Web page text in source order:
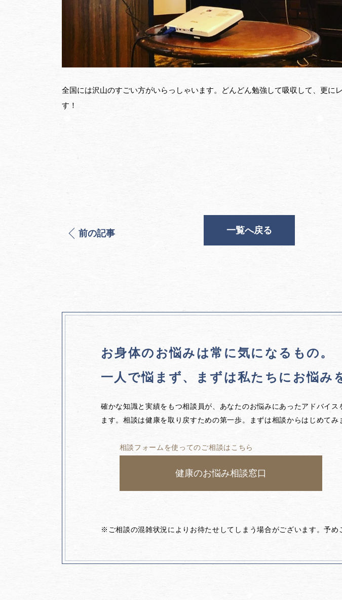
全国には沢山のすごい方がいらっしゃいます。どんどん勉強して吸収して、更に
す！
前の記事 一覧へ戻る
お身体のお悩みは常に気になるもの。
一人で悩まず、
まずは私たちに お悩み
確かな知識と実績をもつ相談員が、あなたのお悩みにあったアドバイ
ます。相談は健康を取り戻すための第一歩。まずは相談からはじめてみ
相談フォームを使ってのご相談はこちら
健康のお悩み相談窓口
※ご相談の混雑状況によりお待たせしてしまう場合がございます。予め